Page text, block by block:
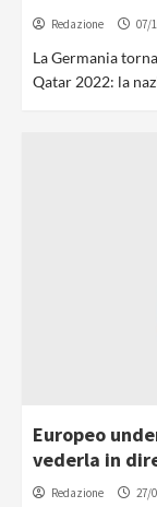
Redazione 07/
La Germania
Qatar 2022: la
Europeo
vederla in
Redazione 27/